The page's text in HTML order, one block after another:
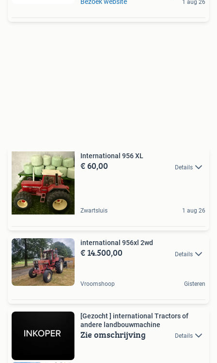
Bezoek website
1 aug 26
International 956 XL
€ 60,00 Details
Zwartsluis 1 aug 26
international 956xl 2wd
€ 14.500,00 Details
Vroomshoop Gisteren
[Gezocht ] international Tractors of
andere landbouwmachine
Zie omschrijving Details